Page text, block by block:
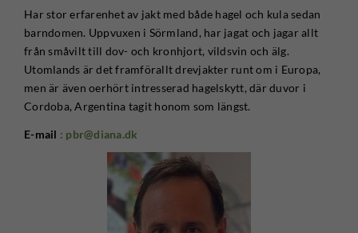
Har stor erfarenhet av jakt med både hagel och kula sedan
barndomen. Uppvuxen i Sörmland, har jagat och jagar allt
från småvilt till dov- och kronhjort, vildsvin och älg.
Utomlands är det framförallt drevjakter runt om i Europa,
men är även oerhört intresserad hagelskytt, där duvor i
Cordoba, Argentina tagit honom som längst.
E-mail : pbr@diana.dk